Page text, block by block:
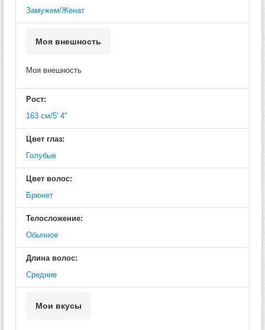
Замужем/Женат
Моя внешность
Моя внешность
Рост:
163 см/5' 4''
Цвет глаз:
Голубые
Цвет волос:
Брюнет
Телосложение:
Обычное
Длина волос:
Средние
Мои вкусы